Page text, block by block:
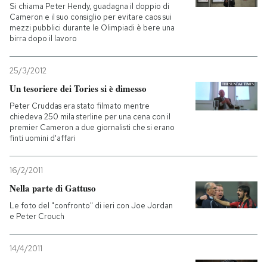
Si chiama Peter Hendy, guadagna il doppio di
Cameron e il suo consiglio per evitare caos sui
mezzi pubblici durante le Olimpiadi è bere una
birra dopo il lavoro
25/3/2012
Un tesoriere dei Tories si è dimesso
Peter Cruddas era stato filmato mentre
chiedeva 250 mila sterline per una cena con il
premier Cameron a due giornalisti che si erano
finti uomini d'affari
16/2/2011
Nella parte di Gattuso
Le foto del "confronto" di ieri con Joe Jordan
e Peter Crouch
14/4/2011